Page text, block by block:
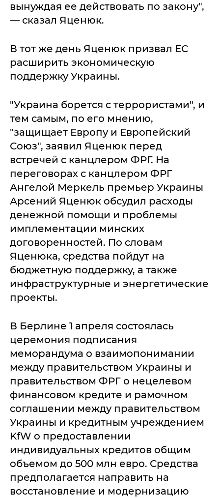
вынуждая ее действовать по закону",
— сказал Яценюк.
В тот же день Яценюк призвал ЕС
расширить экономическую
поддержку Украины.
"Украина борется с террористами", и
тем самым, по его мнению,
"защищает Европу и Европейский
Союз", заявил Яценюк перед
встречей с канцлером ФРГ. На
переговорах с канцлером ФРГ
Ангелой Меркель премьер Украины
Арсений Яценюк обсудил расходы
денежной помощи и проблемы
имплементации минских
договоренностей. По словам
Яценюка, средства пойдут на
бюджетную поддержку, а также
инфраструктурные и энергетические
проекты.
В Берлине 1 апреля состоялась
церемония подписания
меморандума о взаимопонимании
между правительством Украины и
правительством ФРГ о нецелевом
финансовом кредите и рамочном
соглашении между правительством
Украины и кредитным учреждением
KfW о предоставлении
индивидуальных кредитов общим
объемом до 500 млн евро. Средства
предполагается направить на
восстановление и модернизацию